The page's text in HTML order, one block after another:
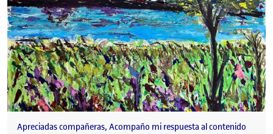
Apreciadas compañeras, Acompaño mi respuesta al contenido